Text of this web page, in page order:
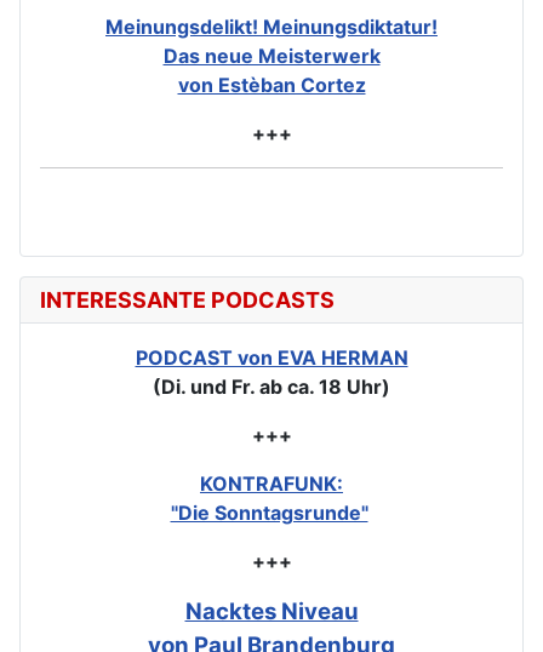
Meinungsdelikt! Meinungsdiktatur!
Das neue Meisterwerk
von Estèban Cortez
+++
INTERESSANTE PODCASTS
PODCAST von EVA HERMAN
(Di. und Fr. ab ca. 18 Uhr)
+++
KONTRAFUNK:
"Die Sonntagsrunde"
+++
Nacktes Niveau
von Paul Brandenburg